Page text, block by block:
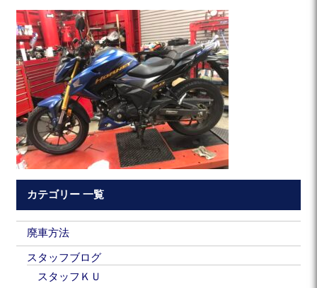
カテゴリー 一覧
廃車方法
スタッフブログ
スタッフＫＵ